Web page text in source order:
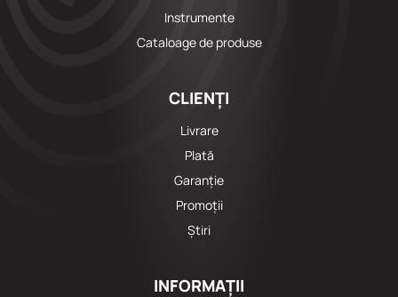
Instrumente
Cataloage de produse
CLIENȚI
Livrare
Plată
Garanție
Promoții
Știri
INFORMAȚII